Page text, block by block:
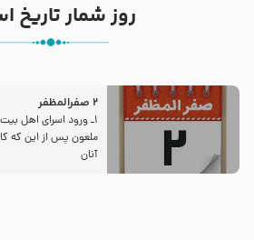
روز شمار تاریخ
2 صفرالمظفر
1ـ ورود اسراى اهل
ملعون پس از این كه
آنان